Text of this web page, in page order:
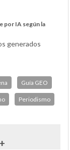
por IA según la
generados
Guía GEO
Periodismo